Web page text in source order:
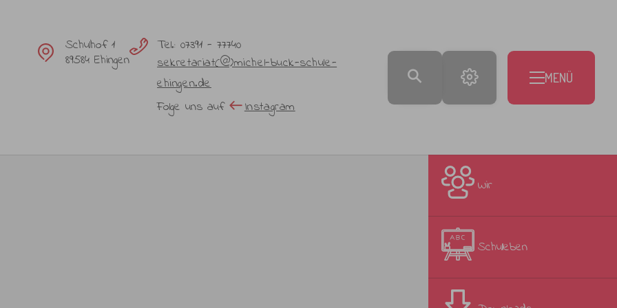
Schulhof 1
89584 Ehingen
Tel.: 07391 - 77740
sekretariat(@)michel-buck-schule-
ehingen.de
Folge uns auf
Instagram
MENÜ
Wir
Schulleben